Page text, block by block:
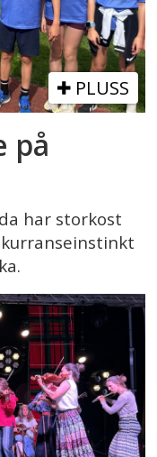
PLUSS
på
har storkost